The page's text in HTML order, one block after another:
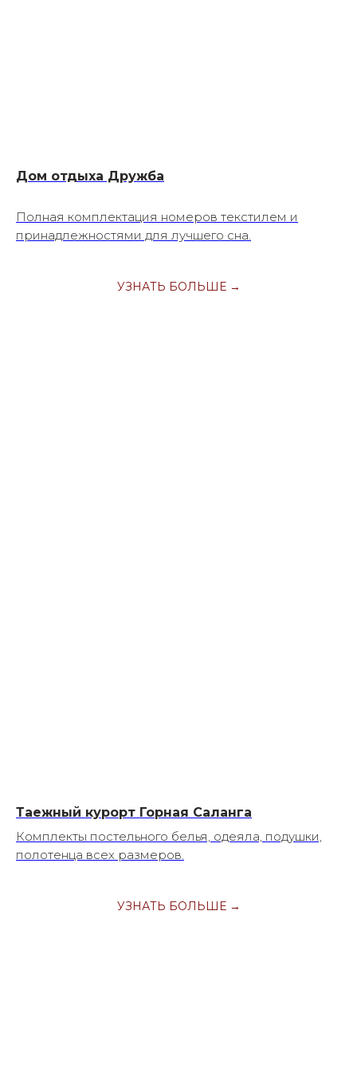
Дом отдыха Дружба
Полная комплектация номеров текстилем и
принадлежностями для лучшего сна.
УЗНАТЬ БОЛЬШЕ →
Таежный курорт Горная Саланга
Комплекты постельного белья, одеяла, подушки,
полотенца всех размеров.
УЗНАТЬ БОЛЬШЕ →